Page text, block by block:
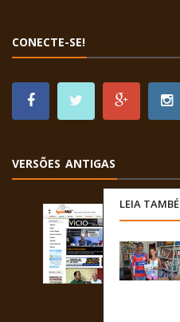
LEIA
CONECTE-SE!
VERSÕES ANTIGAS